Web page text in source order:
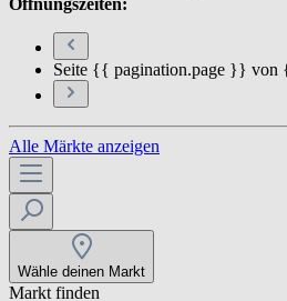
Öffnungszeiten:
Seite {{ pagination.page }}
Alle Märkte anzeigen
Wähle deinen Markt
Markt finden